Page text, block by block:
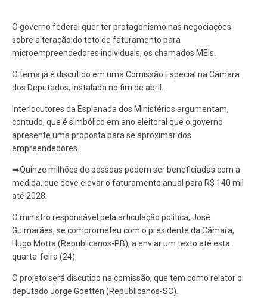
O governo federal quer ter protagonismo nas negociações
sobre alteração do teto de faturamento para
microempreendedores individuais, os chamados MEIs.
O tema já é discutido em uma Comissão Especial na Câmara
dos Deputados, instalada no fim de abril.
Interlocutores da Esplanada dos Ministérios argumentam,
contudo, que é simbólico em ano eleitoral que o governo
apresente uma proposta para se aproximar dos
empreendedores.
➡️Quinze milhões de pessoas podem ser beneficiadas com a
medida, que deve elevar o faturamento anual para R$ 140 mil
até 2028.
O ministro responsável pela articulação política, José
Guimarães, se comprometeu com o presidente da Câmara,
Hugo Motta (Republicanos-PB), a enviar um texto até esta
quarta-feira (24).
O projeto será discutido na comissão, que tem como relator o
deputado Jorge Goetten (Republicanos-SC).